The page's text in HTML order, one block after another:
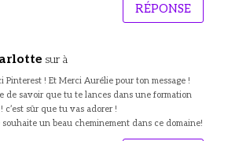
RÉPONSE
sur à
Pinterest ! Et Merci Aurélie pour ton message !
de savoir que tu te lances dans une formation
c’est sûr que tu vas adorer !
souhaite un beau cheminement dans ce domaine!